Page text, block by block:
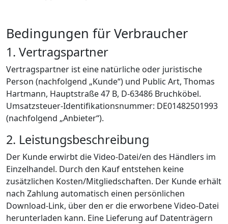
Bedingungen für Verbraucher
1. Vertragspartner
Vertragspartner ist eine natürliche oder juristische
Person (nachfolgend „Kunde“) und Public Art, Thomas
Hartmann, Hauptstraße 47 B, D-63486 Bruchköbel.
Umsatzsteuer-Identifikationsnummer: DE01482501993
(nachfolgend „Anbieter“).
2. Leistungsbeschreibung
Der Kunde erwirbt die Video-Datei/en des Händlers im
Einzelhandel. Durch den Kauf entstehen keine
zusätzlichen Kosten/Mitgliedschaften. Der Kunde erhält
nach Zahlung automatisch einen persönlichen
Download-Link, über den er die erworbene Video-Datei
herunterladen kann. Eine Lieferung auf Datenträgern